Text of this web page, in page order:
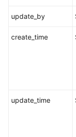
update_by
create_time
update_time